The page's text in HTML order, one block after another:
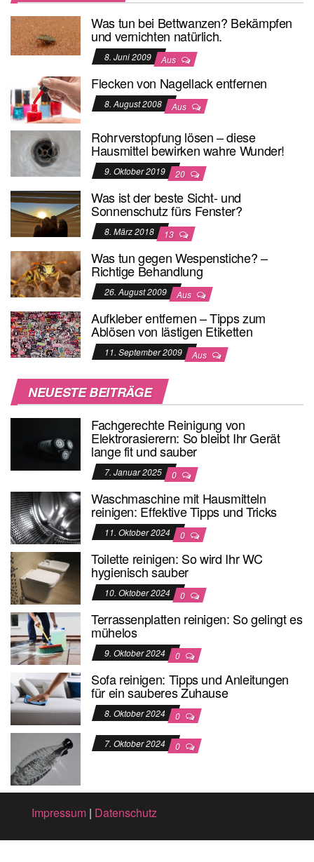
Was tun bei Bettwanzen? Bekämpfen
und vernichten natürlich.
8. Juni 2009 Aus
Flecken von Nagellack entfernen
8. August 2008 Aus
Rohrverstopfung lösen – diese
Hausmittel bewirken wahre Wunder!
9. Oktober 2019 20
Was ist der beste Sicht- und
Sonnenschutz fürs Fenster?
8. März 2018 13
Was tun gegen Wespenstiche? –
Richtige Behandlung
26. August 2009 Aus
Aufkleber entfernen – Tipps zum
Ablösen von lästigen Etiketten
11. September 2009 Aus
NEUESTE BEITRÄGE
Fachgerechte Reinigung von
Elektrorasierern: So bleibt Ihr Gerät
lange fit und sauber
7. Januar 2025 0
Waschmaschine mit Hausmitteln
reinigen: Effektive Tipps und Tricks
11. Oktober 2024 0
Toilette reinigen: So wird Ihr WC
hygienisch sauber
10. Oktober 2024 0
Terrassenplatten reinigen: So gelingt es
mühelos
9. Oktober 2024 0
Sofa reinigen: Tipps und Anleitungen
für ein sauberes Zuhause
8. Oktober 2024 0
7. Oktober 2024 0
Impressum | Datenschutz